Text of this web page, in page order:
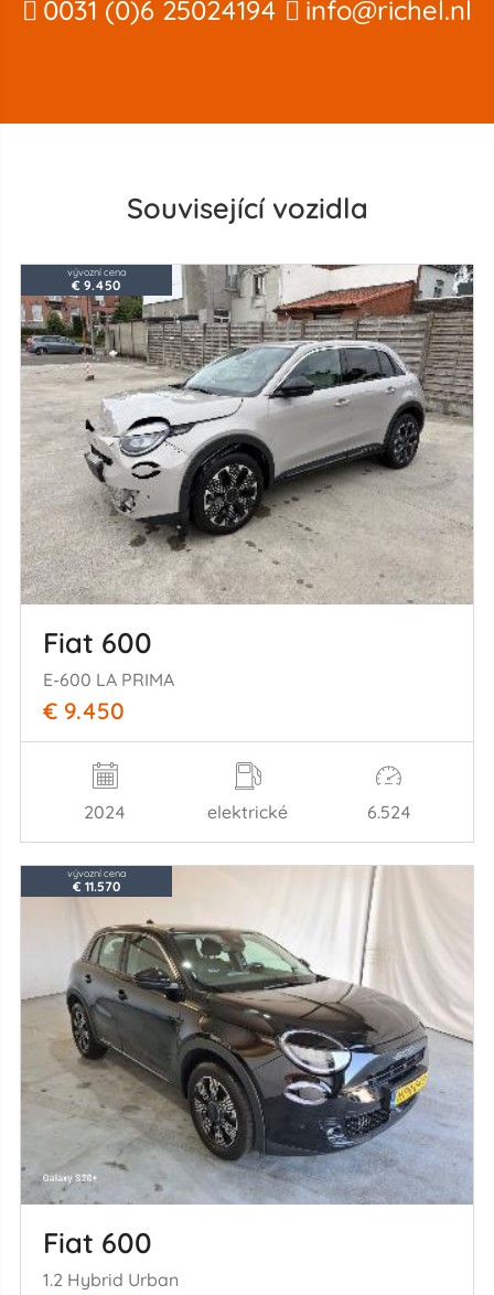
0031 (0)6 25024194 info@richel.nl
Související vozidla
vývozní cena
€ 9.450
Fiat 600
E-600 LA PRIMA
€ 9.450
2024 elektrické 6.524
vývozní cena
€ 11.570
Fiat 600
1.2 Hybrid Urban